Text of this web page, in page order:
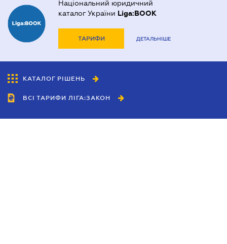
Національний юридичний
каталог України Liga:BOOK
ТАРИФИ ДЕТАЛЬНІШЕ
КАТАЛОГ РІШЕНЬ
ВСІ ТАРИФИ ЛІГА:ЗАКОН